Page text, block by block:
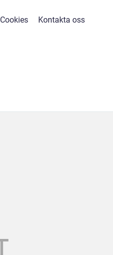
Cookies Kontakta oss